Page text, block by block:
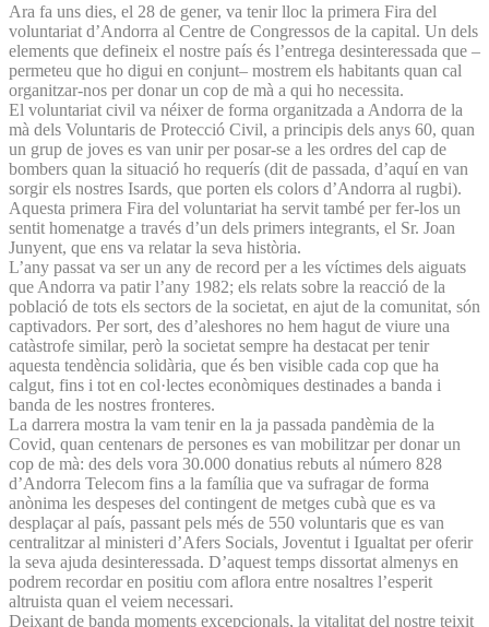
Ara fa uns dies, el 28 de gener, va tenir lloc la primera Fira del
voluntariat d’Andorra al Centre de Congressos de la capital. Un dels
elements que defineix el nostre país és l’entrega desinteressada que –
permeteu que ho digui en conjunt– mostrem els habitants quan cal
organitzar-nos per donar un cop de mà a qui ho necessita.
El voluntariat civil va néixer de forma organitzada a Andorra de la
mà dels Voluntaris de Protecció Civil, a principis dels anys 60, quan
un grup de joves es van unir per posar-se a les ordres del cap de
bombers quan la situació ho requerís (dit de passada, d’aquí en van
sorgir els nostres Isards, que porten els colors d’Andorra al rugbi).
Aquesta primera Fira del voluntariat ha servit també per fer-los un
sentit homenatge a través d’un dels primers integrants, el Sr. Joan
Junyent, que ens va relatar la seva història.
L’any passat va ser un any de record per a les víctimes dels aiguats
que Andorra va patir l’any 1982; els relats sobre la reacció de la
població de tots els sectors de la societat, en ajut de la comunitat, són
captivadors. Per sort, des d’aleshores no hem hagut de viure una
catàstrofe similar, però la societat sempre ha destacat per tenir
aquesta tendència solidària, que és ben visible cada cop que ha
calgut, fins i tot en col·lectes econòmiques destinades a banda i
banda de les nostres fronteres.
La darrera mostra la vam tenir en la ja passada pandèmia de la
Covid, quan centenars de persones es van mobilitzar per donar un
cop de mà: des dels vora 30.000 donatius rebuts al número 828
d’Andorra Telecom fins a la família que va sufragar de forma
anònima les despeses del contingent de metges cubà que es va
desplaçar al país, passant pels més de 550 voluntaris que es van
centralitzar al ministeri d’Afers Socials, Joventut i Igualtat per oferir
la seva ajuda desinteressada. D’aquest temps dissortat almenys en
podrem recordar en positiu com aflora entre nosaltres l’esperit
altruista quan el veiem necessari.
Deixant de banda moments excepcionals, la vitalitat del nostre teixit